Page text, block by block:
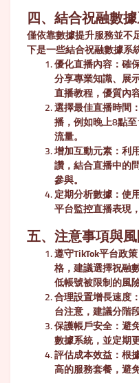
四、結合祝融數
僅依靠數據提升服務並不
下是一些結合祝融數據系
優化直播內容 ：確
分享專業知識、展
直播教程，優質內
選擇最佳直播時間
播，例如晚上8點
流量。
增加互動元素 ：利
讚，結合直播中的
參與。
定期分析數據 ：使
平台監控直播表現
五、注意事項與
遵守TikTok平台政策
格，建議選擇祝融
低帳號被限制的風險
合理設置增長速度
台注意，建議分階
保護帳戶安全 ：避
數據系統，並定期
評估成本效益 ：根
高的服務套餐，避